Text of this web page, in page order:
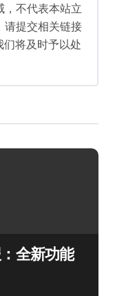
，不代表本站立
请提交相关链接
将及时予以处
全新功能